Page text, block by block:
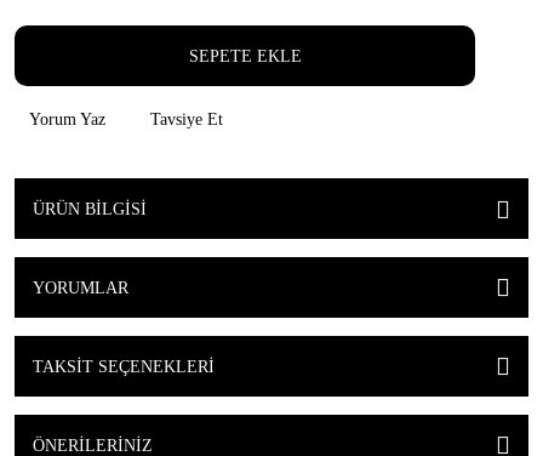
SEPETE EKLE
Yorum Yaz Tavsiye Et
ÜRÜN BILGISI
YORUMLAR
TAKSIT SEÇENEKLERI
ÖNERILERINIZ